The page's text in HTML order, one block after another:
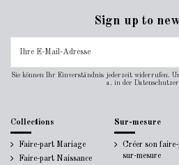
Sign up to
Sie können Ihr Einverständnis jederzeit widerrufen.
a. in der
Collections
Faire-part Mariage
Faire-part Naissance
Sur-mesure
Créer son
sur-mesure